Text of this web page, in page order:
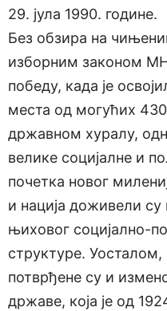
29. јула 1990. године.
Без обзира на
изборним законом
победу, када је
места од могућих
државном хуралу,
велике социјалне и
почетка новог
и нација доживели
њиховог социјално-
структуре.
потврђене су и
државе, која је од